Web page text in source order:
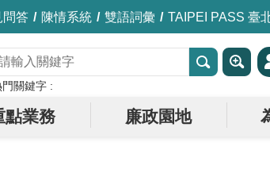
問答 陳情系統 雙語詞彙 TAIPEI PASS 臺
門關鍵字
點業務 廉政園地